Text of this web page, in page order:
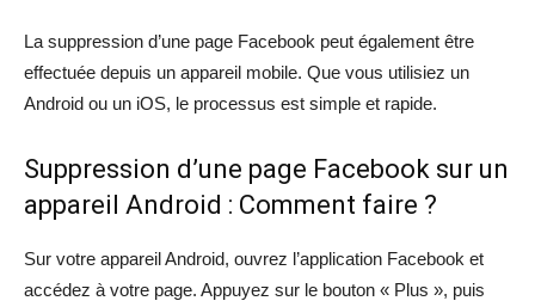
La suppression d’une page Facebook peut également être
effectuée depuis un appareil mobile. Que vous utilisiez un
Android ou un iOS, le processus est simple et rapide.
Suppression d’une page Facebook sur un
appareil Android : Comment faire ?
Sur votre appareil Android, ouvrez l’application Facebook et
accédez à votre page. Appuyez sur le bouton « Plus », puis